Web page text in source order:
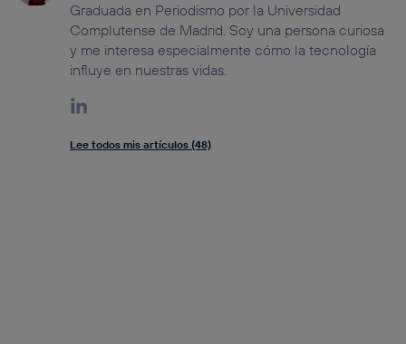
Graduada en Periodismo por la Universidad
Complutense de Madrid. Soy una persona curiosa
y me interesa especialmente cómo la tecnología
influye en nuestras vidas.
Lee todos mis artículos (48)